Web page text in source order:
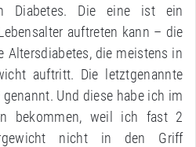
Diabetes. Die eine ist ein
auftreten kann – die
Altersdiabetes, die meistens in
auftritt. Die letztgenannte
Und diese habe ich im
bekommen, weil ich fast 2
nicht in den Griff